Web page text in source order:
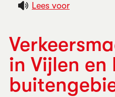
Lees voor
in Vijlen en